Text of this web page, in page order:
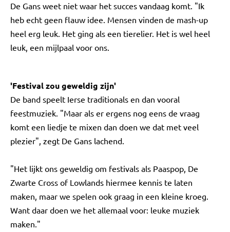
De Gans weet niet waar het succes vandaag komt. "Ik
heb echt geen flauw idee. Mensen vinden de mash-up
heel erg leuk. Het ging als een tierelier. Het is wel heel
leuk, een mijlpaal voor ons.
'Festival zou geweldig zijn'
De band speelt Ierse traditionals en dan vooral
feestmuziek. "Maar als er ergens nog eens de vraag
komt een liedje te mixen dan doen we dat met veel
plezier", zegt De Gans lachend.
"Het lijkt ons geweldig om festivals als Paaspop, De
Zwarte Cross of Lowlands hiermee kennis te laten
maken, maar we spelen ook graag in een kleine kroeg.
Want daar doen we het allemaal voor: leuke muziek
maken."